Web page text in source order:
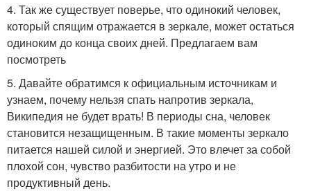
4. Так же существует поверье, что одинокий человек,
который спящим отражается в зеркале, может остаться
одиноким до конца своих дней. Предлагаем вам
посмотреть
5. Давайте обратимся к официальным источникам и
узнаем, почему нельзя спать напротив зеркала,
Википедия не будет врать! В периоды сна, человек
становится незащищенным. В такие моменты зеркало
питается нашей силой и энергией. Это влечет за собой
плохой сон, чувство разбитости на утро и не
продуктивный день.